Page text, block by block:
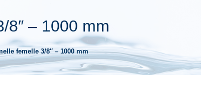
8″ – 1000 mm
femelle 3/8″ – 1000 mm